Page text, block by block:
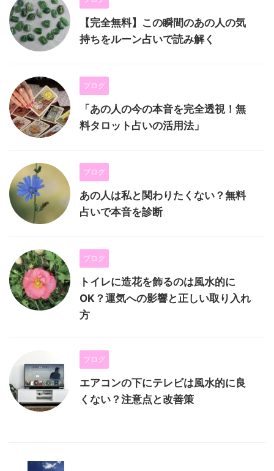
【完全無料】この瞬間のあの人の気
持ちをルーン占いで読み解く
ブログ
「あの人の今の本音を完全透視！無
料タロット占いの活用法」
ブログ
あの人は私と関わりたくない？無料
占いで本音を診断
ブログ
トイレに造花を飾るのは風水的に
OK？運気への影響と正しい取り入れ
方
ブログ
エアコンの下にテレビは風水的に良
くない？注意点と改善策